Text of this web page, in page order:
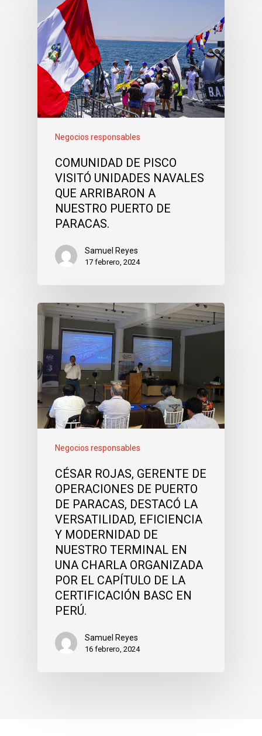
Negocios responsables
COMUNIDAD DE PISCO
VISITÓ UNIDADES NAVALES
QUE ARRIBARON A
NUESTRO PUERTO DE
PARACAS.
Samuel Reyes
17 febrero, 2024
Negocios responsables
CÉSAR ROJAS, GERENTE DE
OPERACIONES DE PUERTO
DE PARACAS, DESTACÓ LA
VERSATILIDAD, EFICIENCIA
Y MODERNIDAD DE
NUESTRO TERMINAL EN
UNA CHARLA ORGANIZADA
POR EL CAPÍTULO DE LA
CERTIFICACIÓN BASC EN
PERÚ.
Samuel Reyes
16 febrero, 2024